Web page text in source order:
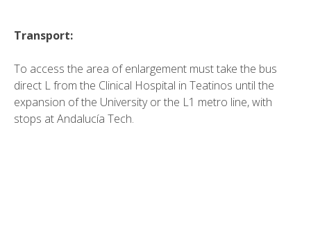
Transport:
To access the area of enlargement must take the bus
direct L from the Clinical Hospital in Teatinos until the
expansion of the University or the L1 metro line, with
stops at Andalucía Tech.